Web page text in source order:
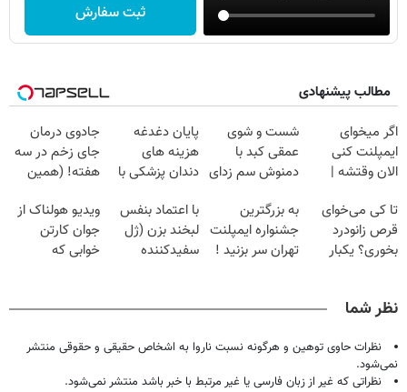
ثبت سفارش
مطالب پیشنهادی
اگر میخوای
ایمپلنت کنی
الان وقتشه |
میلیون تومان!!!
شست و شوی
عمقی کبد با
دمنوش سم زدای
پایان دغدغه
هزینه های
دندان پزشکی با
خانگی
جادوی درمان
جای زخم در سه
هفته! (همین
صحبت کنید)
تا کی می‌خوای
قرص زانودرد
بخوری؟ یکبار
به بزرگترین
جشنواره ایمپلنت
تهران سر بزنید !
با اعتماد بنفس
لبخند بزن (ژل
سفیدکننده
ویدیو هولناک از
جوان کارتن
خوابی که
نظر شما
نظرات حاوی توهین و هرگونه نسبت ناروا به اشخاص حقیقی و حقوقی منتشر
نمی‌شود.
نظراتی که غیر از زبان فارسی یا غیر مرتبط با خبر باشد منتشر نمی‌شود.